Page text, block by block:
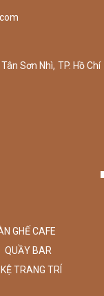
Sơn Nhì, TP. Hồ Chí
GHẾ CAFE
QUẦY BAR
KỆ TRANG TRÍ